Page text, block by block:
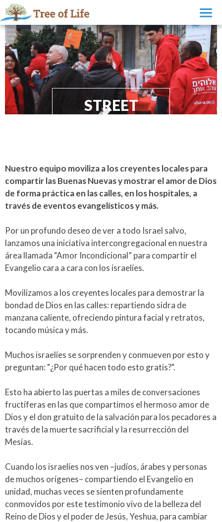
STREET
Nuestro equipo moviliza a los creyentes locales para
compartir las Buenas Nuevas y mostrar el amor de Dios
de forma práctica en las calles, en los hospitales, a
través de eventos evangelísticos y más.
Por un profundo deseo de ver a todo Israel salvo,
lanzamos una iniciativa intercongregacional en nuestra
área llamada “Amor Incondicional” para compartir el
Evangelio cara a cara con los israelíes.
Movilizamos a los creyentes locales para demostrar la
bondad de Dios en las calles: repartiendo sidra de
manzana caliente, ofreciendo pintura facial y retratos,
tocando música y más.
Muchos israelíes se sorprenden y conmueven por esto y
preguntan: "¿Por qué hacen todo esto gratis?".​
Esto ha abierto las puertas a miles de conversaciones
fructíferas en las que compartimos el hermoso amor de
Dios y el don gratuito de la salvación para los pecadores a
través de la muerte sacrificial y la resurrección del
Mesías.​
Cuando los israelíes nos ven –judíos, árabes y personas
de muchos orígenes– compartiendo el Evangelio en
unidad, muchas veces se sienten profundamente
conmovidos por este testimonio vivo de la belleza del
Reino de Dios y el poder de Jesús, Yeshua, para cambiar